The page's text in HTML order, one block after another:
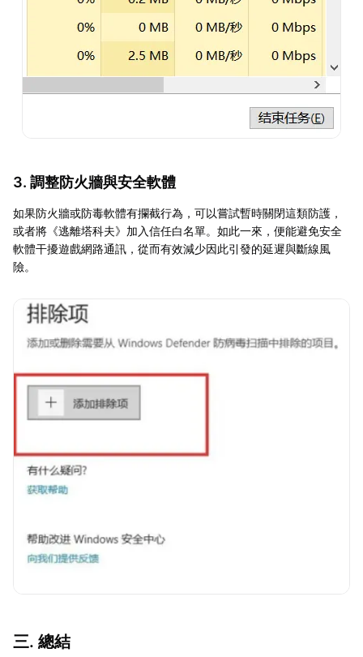
3. 調整防火牆與安全軟體
如果防火牆或防毒軟體有攔截行為，可以嘗試暫時關閉這類防護，
或者將《逃離塔科夫》加入信任白名單。如此一來，便能避免安全
軟體干擾遊戲網路通訊，從而有效減少因此引發的延遲與斷線風
險。
三. 總結